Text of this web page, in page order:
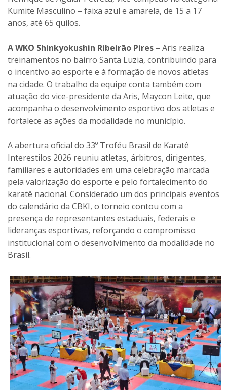
Kumite Masculino – faixa azul e amarela, de 15 a 17
anos, até 65 quilos.
A WKO Shinkyokushin Ribeirão Pires – Aris realiza
treinamentos no bairro Santa Luzia, contribuindo para
o incentivo ao esporte e à formação de novos atletas
na cidade. O trabalho da equipe conta também com
atuação do vice-presidente da Aris, Maycon Leite, que
acompanha o desenvolvimento esportivo dos atletas e
fortalece as ações da modalidade no município.
A abertura oficial do 33º Troféu Brasil de Karatê
Interestilos 2026 reuniu atletas, árbitros, dirigentes,
familiares e autoridades em uma celebração marcada
pela valorização do esporte e pelo fortalecimento do
karatê nacional. Considerado um dos principais eventos
do calendário da CBKI, o torneio contou com a
presença de representantes estaduais, federais e
lideranças esportivas, reforçando o compromisso
institucional com o desenvolvimento da modalidade no
Brasil.